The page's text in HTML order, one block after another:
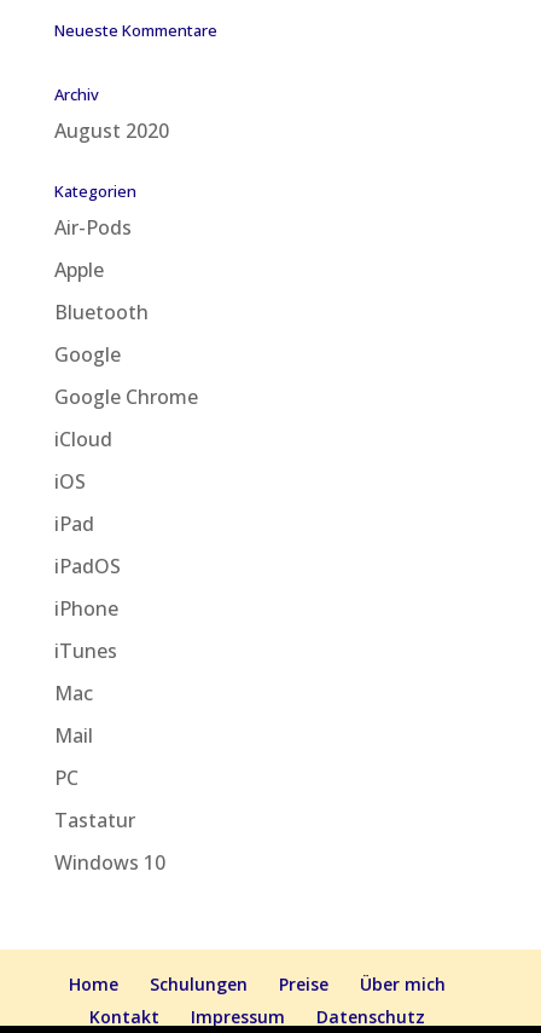
Neueste Kommentare
Archiv
August 2020
Kategorien
Air-Pods
Apple
Bluetooth
Google
Google Chrome
iCloud
iOS
iPad
iPadOS
iPhone
iTunes
Mac
Mail
PC
Tastatur
Windows 10
Home Schulungen Preise
Über mich
Kontakt
Impressum Datenschutz